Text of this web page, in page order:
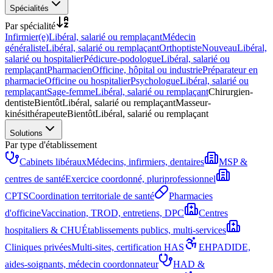
Spécialités
Par spécialité
Infirmier(e)Libéral, salarié ou remplaçantMédecin
généralisteLibéral, salarié ou remplaçantOrthoptisteNouveauLibéral,
salarié ou hospitalierPédicure-podologueLibéral, salarié ou
remplaçantPharmacienOfficine, hôpital ou industriePréparateur en
pharmacieOfficine ou hospitalierPsychologueLibéral, salarié ou
remplaçantSage-femmeLibéral, salarié ou remplaçantChirurgien-
dentisteBientôtLibéral, salarié ou remplaçantMasseur-
kinésithérapeuteBientôtLibéral, salarié ou remplaçant
Solutions
Par type d'établissement
Cabinets libérauxMédecins, infirmiers, dentaires
MSP &
centres de santéExercice coordonné, pluriprofessionnel
CPTSCoordination territoriale de santé
Pharmacies
d'officineVaccination, TROD, entretiens, DPC
Centres
hospitaliers & CHUÉtablissements publics, multi-services
Cliniques privéesMulti-sites, certification HAS EHPADIDE,
aides-soignants, médecin coordonnateur
HAD &